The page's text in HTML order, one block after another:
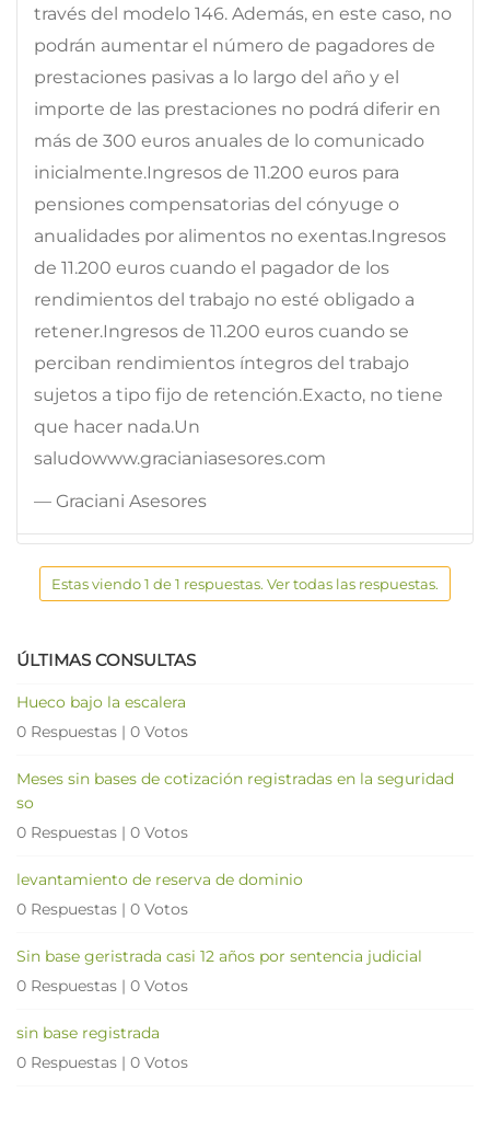
través del modelo 146. Además, en este caso, no
podrán aumentar el número de pagadores de
prestaciones pasivas a lo largo del año y el
importe de las prestaciones no podrá diferir en
más de 300 euros anuales de lo comunicado
inicialmente.Ingresos de 11.200 euros para
pensiones compensatorias del cónyuge o
anualidades por alimentos no exentas.Ingresos
de 11.200 euros cuando el pagador de los
rendimientos del trabajo no esté obligado a
retener.Ingresos de 11.200 euros cuando se
perciban rendimientos íntegros del trabajo
sujetos a tipo fijo de retención.Exacto, no tiene
que hacer nada.Un
saludowww.gracianiasesores.com
— Graciani Asesores
Estas viendo 1 de 1 respuestas. Ver todas las respuestas.
ÚLTIMAS CONSULTAS
Hueco bajo la escalera
0 Respuestas | 0 Votos
Meses sin bases de cotización registradas en la seguridad
so
0 Respuestas | 0 Votos
levantamiento de reserva de dominio
0 Respuestas | 0 Votos
Sin base geristrada casi 12 años por sentencia judicial
0 Respuestas | 0 Votos
sin base registrada
0 Respuestas | 0 Votos